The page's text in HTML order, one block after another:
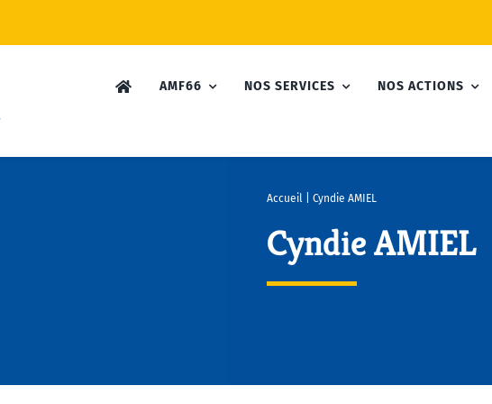
AMF66 NOS SERVICES NOS ACTIONS
Accueil| Cyndie AMIEL
Cyndie AMIEL